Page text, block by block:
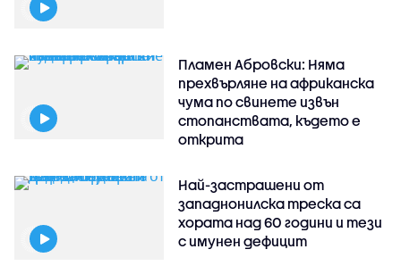
Пламен Абровски: Няма
прехвърляне на африканска
чума по свинете извън
стопанствата, където е
открита
Най-застрашени от
западнонилска треска са
хората над 60 години и тези
с имунен дефицит